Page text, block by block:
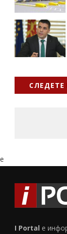
СЛЕДЕТЕ
e
I Portal е